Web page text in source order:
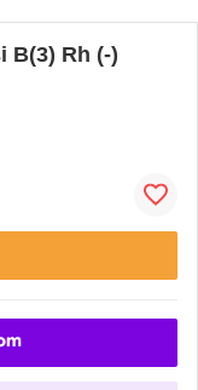
B(3) Rh (-)